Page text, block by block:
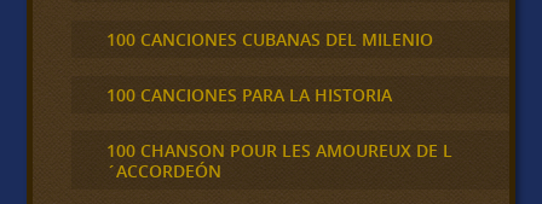
100 CANCIONES CUBANAS DEL MILENIO
100 CANCIONES PARA LA HISTORIA
100 CHANSON POUR LES AMOUREUX DE L
´ACCORDEÓN